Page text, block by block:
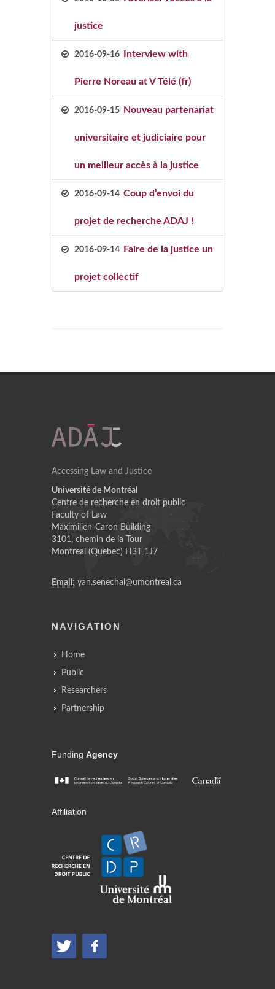
justice
2016-09-16 Interview with
Pierre Noreau at V Télé (fr)
2016-09-15 Nouveau partenariat
universitaire et judiciaire pour
un meilleur accès à la justice
2016-09-14 Coup d’envoi du
projet de recherche ADAJ !
2016-09-14 Faire de la justice un
projet collectif
Accessing Law and Justice
Université de Montréal
Centre de recherche en droit public
Faculty of Law
Maximilien-Caron Building
3101, chemin de la Tour
Montreal (Quebec) H3T 1J7
Email: yan.senechal@umontreal.ca
NAVIGATION
Home
Public
Researchers
Partnership
Funding Agency
Affiliation